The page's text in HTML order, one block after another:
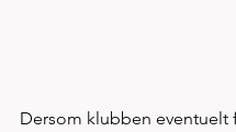
Dersom klubben eventuelt